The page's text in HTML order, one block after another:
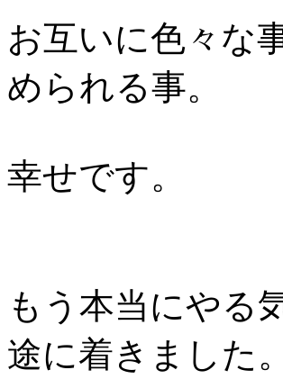
お互いに色々な
められる事。
幸せです。
もう本当にやる
途に着きました。